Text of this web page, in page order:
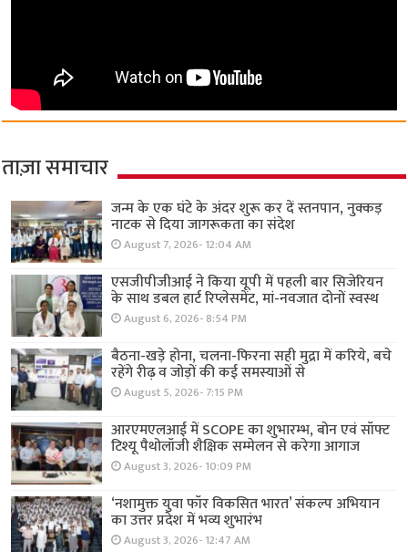
ताज़ा समाचार
जन्म के एक घंटे के अंदर शुरू कर दें स्तनपान, नुक्कड़
नाटक से दिया जागरूकता का संदेश
August 7, 2026- 12:04 AM
एसजीपीजीआई ने किया यूपी में पहली बार सिजेरियन
के साथ डबल हार्ट रिप्लेसमेंट, मां-नवजात दोनों स्वस्थ
August 6, 2026- 8:54 PM
बैठना-खड़े होना, चलना-फिरना सही मुद्रा में करिये, बचे
रहेंगे रीढ़ व जोड़ों की कई समस्याओं से
August 5, 2026- 7:15 PM
आरएमएलआई में SCOPE का शुभारम्भ, बोन एवं सॉफ्ट
टिश्यू पैथोलॉजी शैक्षिक सम्मेलन से करेगा आगाज
August 3, 2026- 10:09 PM
‘नशामुक्त युवा फॉर विकसित भारत’ संकल्प अभियान
का उत्तर प्रदेश में भव्य शुभारंभ
August 3, 2026- 12:47 AM